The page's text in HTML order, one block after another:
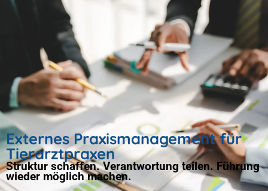
Externes Praxismanagement für
Tierarztpraxen
Struktur schaffen. Verantwortung teilen. Führung
wieder möglich machen.